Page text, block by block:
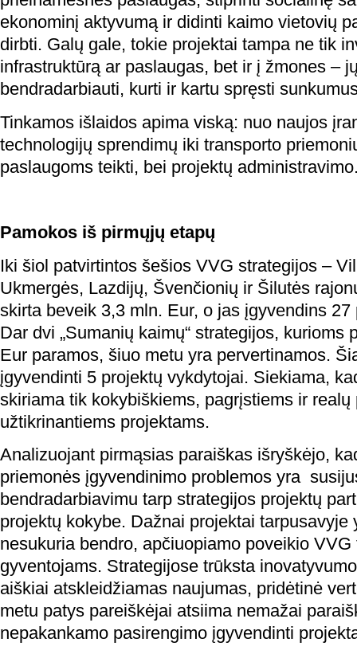
ekonominį aktyvumą ir didinti kaimo vietovių
dirbti. Galų gale, tokie projektai tampa ne tik
infrastruktūrą ar paslaugas, bet ir į žmones –
bendradarbiauti, kurti ir kartu spręsti
Tinkamos išlaidos apima viską: nuo naujos
technologijų sprendimų iki transporto
paslaugoms teikti, bei projektų
Pamokos iš pirmųjų etapų
Iki šiol patvirtintos šešios VVG strategijos –
Ukmergės, Lazdijų, Švenčionių ir Šilutės
skirta beveik 3,3 mln. Eur, o jas įgyvendins
Dar dvi „Sumanių kaimų“ strategijos, kurioms
Eur paramos, šiuo metu yra pervertinamos.
įgyvendinti 5 projektų vykdytojai. Siekiama,
skiriama tik kokybiškiems, pagrįstiems ir realų
užtikrinantiems projektams.
Analizuojant pirmąsias paraiškas išryškėjo,
priemonės įgyvendinimo problemos yra
bendradarbiavimu tarp strategijos projektų
projektų kokybe. Dažnai projektai tarpusavyje
nesukuria bendro, apčiuopiamo poveikio
gyventojams. Strategijose trūksta
aiškiai atskleidžiamas naujumas, pridėtinė
metu patys pareiškėjai atsiima nemažai
nepakankamo pasirengimo įgyvendinti